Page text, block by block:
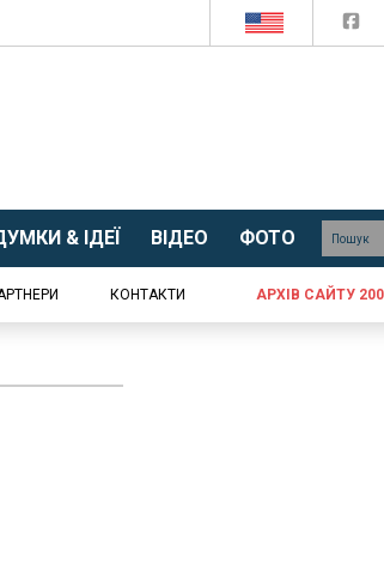
& ІДЕЇ ВІДЕО ФОТО
КОНТАКТИ АРХІВ САЙТУ